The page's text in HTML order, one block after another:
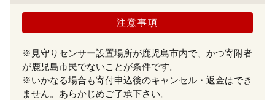
注意事項
※見守りセンサー設置場所が鹿児島市内で、かつ寄附者
が鹿児島市民でないことが条件です。
※いかなる場合も寄付申込後のキャンセル・返金はでき
ません。あらかじめご了承下さい。